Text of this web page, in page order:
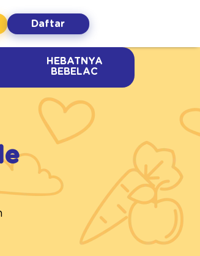
Daftar
HEBATNYA
BEBELAC